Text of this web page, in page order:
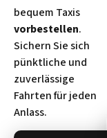
bequem Taxis
vorbestellen.
Sichern Sie sich
pünktliche und
zuverlässige
Fahrten für jeden
Anlass.